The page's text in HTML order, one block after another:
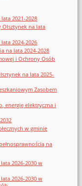
2021-2028
Olsztynek na lata
2024-2026
na lata 2024-2028
i Ochrony Osób
na lata 2025-
Zasobem
energię elektryczna i
w gminie
na
2026-2030 w
2026-2030 w